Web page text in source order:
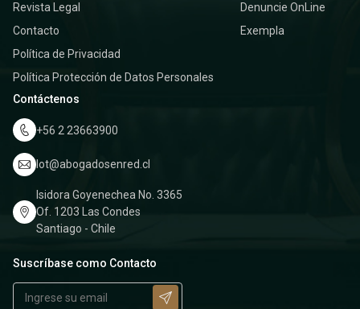
Revista Legal
Contacto
Política de Privacidad
Política Protección de Datos Personales
Denuncie OnLine
Exempla
Contáctenos
+56 2 23663900
lot@abogadosenred.cl
Isidora Goyenechea No. 3365
Of. 1203 Las Condes
Santiago - Chile
Suscríbase como Contacto